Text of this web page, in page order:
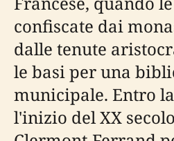
confiscate dai
dalle tenute
le basi per una
municipale. Entro
l'inizio del XX